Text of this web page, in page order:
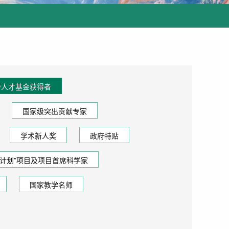
才基金获得者
国家级突出贡献专家
学术新人奖 政府特贴
划”项目及项目首席科学家
国家教学名师